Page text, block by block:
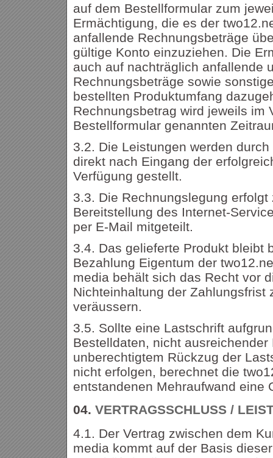
auf dem Bestellformular zum
Ermächtigung, die es der
anfallende Rechnungsbeträge
gültige Konto einzuziehen. Die
auch auf nachträglich anfallende
Rechnungsbeträge sowie
bestellten Produktumfang
Rechnungsbetrag wird jeweils im
Bestellformular genannten
3.2. Die Leistungen werden
direkt nach Eingang der
Verfügung gestellt.
3.3. Die Rechnungslegung
Bereitstellung des Internet-
per E-Mail mitgeteilt.
3.4. Das gelieferte Produkt bleibt
Bezahlung Eigentum der
media behält sich das Recht vor
Nichteinhaltung der Zahlungsfrist
veräussern.
3.5. Sollte eine Lastschrift
Bestelldaten, nicht
unberechtigtem Rückzug der
nicht erfolgen, berechnet die
entstandenen Mehraufwand eine
04. VERTRAGSSCHLUSS /
4.1. Der Vertrag zwischen dem
media kommt auf der Basis